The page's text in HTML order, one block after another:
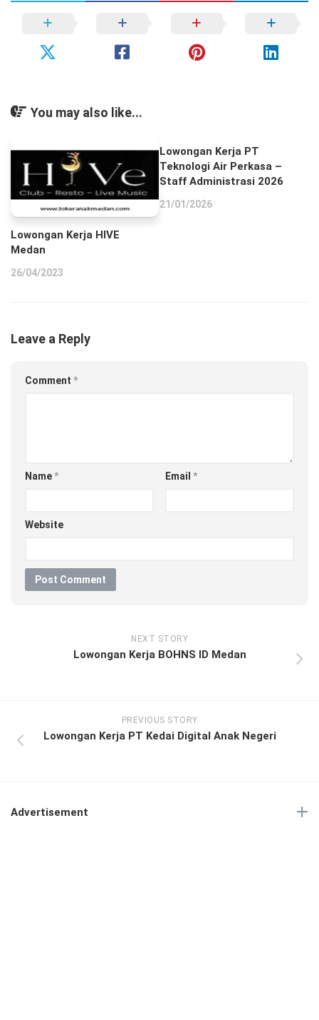
You may also like...
Lowongan Kerja HIVE
Medan
26/04/2023
Lowongan Kerja PT
Teknologi Air Perkasa –
Staff Administrasi 2026
21/01/2026
Leave a Reply
Comment *
Name* Email *
Website
NEXT STORY
Lowongan Kerja BOHNS ID Medan
PREVIOUS STORY
Lowongan Kerja PT Kedai Digital Anak Negeri
Advertisement